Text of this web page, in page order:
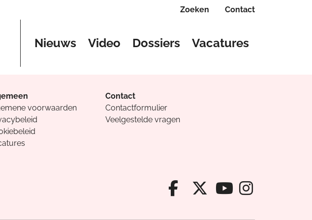
Zoeken Contact
Nieuws Video Dossiers Vacatures
voorwaarden
Contact
Contactformulier
Veelgestelde vragen
Facebook van
X van